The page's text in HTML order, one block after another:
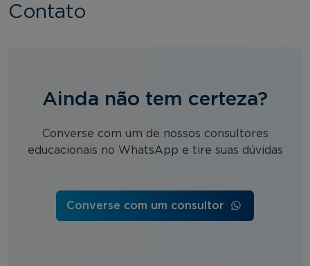
Contato
Ainda não tem certeza?
Converse com um de nossos consultores
educacionais no WhatsApp e tire suas dúvidas
Converse com um consultor